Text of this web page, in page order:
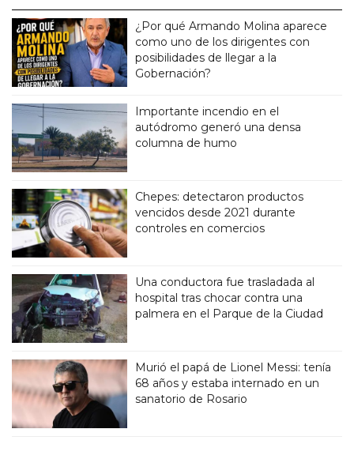
¿Por qué Armando Molina aparece
como uno de los dirigentes con
posibilidades de llegar a la
Gobernación?
Importante incendio en el
autódromo generó una densa
columna de humo
Chepes: detectaron productos
vencidos desde 2021 durante
controles en comercios
Una conductora fue trasladada al
hospital tras chocar contra una
palmera en el Parque de la Ciudad
Murió el papá de Lionel Messi: tenía
68 años y estaba internado en un
sanatorio de Rosario